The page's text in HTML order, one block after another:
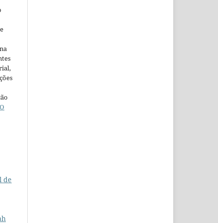
O
de